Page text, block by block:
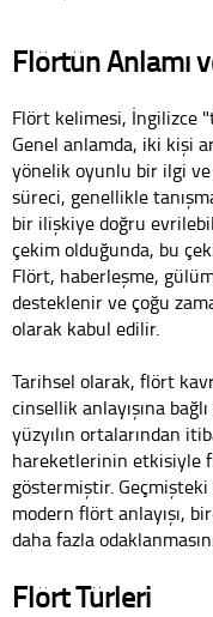
Flörtün Anlamı
Flört kelimesi, İngilizce
Genel anlamda, iki kişi
yönelik oyunlu bir ilgi
süreci, genellikle
bir ilişkiye doğru
çekim olduğunda, bu
Flört, haberleşme,
desteklenir ve çoğu
olarak kabul edilir.
Tarihsel olarak, flört
cinsellik anlayışına
yüzyılın ortalarından
hareketlerinin etkisiyle
göstermiştir.
modern flört anlayışı,
daha fazla
Flört Türleri